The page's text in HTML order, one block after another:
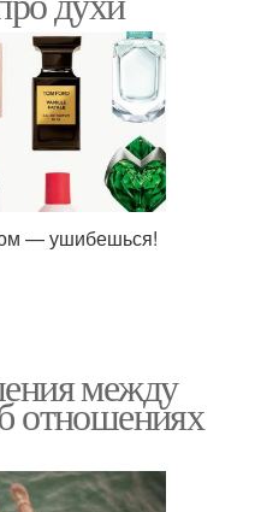
— ушибешься!
между
отношениях